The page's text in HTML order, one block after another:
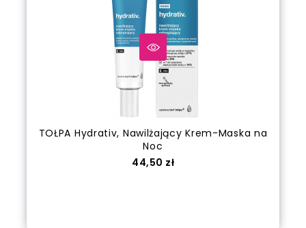
TOŁPA Hydrativ, Nawilżający Krem-Maska na
Noc
Cena
44,50 zł